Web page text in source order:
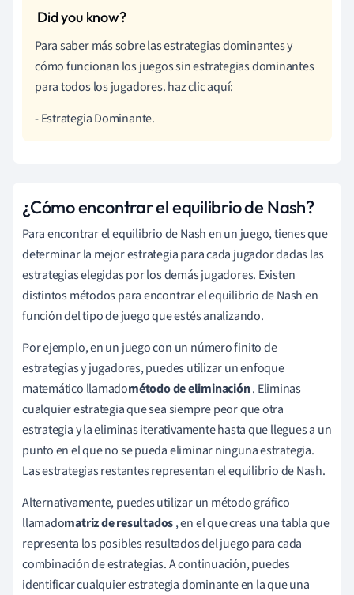
Para saber más sobre las estrategias dominantes y
cómo funcionan los juegos sin estrategias dominantes
para todos los jugadores. haz clic aquí:
- Estrategia Dominante.
¿Cómo encontrar el equilibrio de Nash?
Para encontrar el equilibrio de Nash en un juego, tienes que
determinar la mejor estrategia para cada jugador dadas las
estrategias elegidas por los demás jugadores. Existen
distintos métodos para encontrar el equilibrio de Nash en
función del tipo de juego que estés analizando.
Por ejemplo, en un juego con un número finito de
estrategias y jugadores, puedes utilizar un enfoque
matemático llamadométodo de eliminación. Eliminas
cualquier estrategia que sea siempre peor que otra
estrategia y la eliminas iterativamente hasta que llegues a un
punto en el que no se pueda eliminar ninguna estrategia.
Las estrategias restantes representan el equilibrio de Nash.
Alternativamente, puedes utilizar un método gráfico
llamadomatriz de resultados, en el que creas una tabla que
representa los posibles resultados del juego para cada
combinación de estrategias. A continuación, puedes
identificar cualquier estrategia dominante en la que una